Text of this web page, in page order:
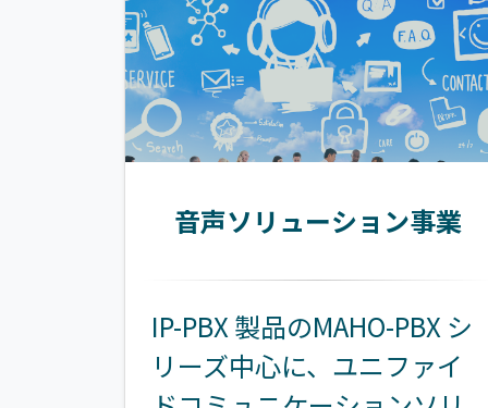
音声ソリューション事業
IP-PBX 製品のMAHO-PBX シ
リーズ中心に、ユニファイ